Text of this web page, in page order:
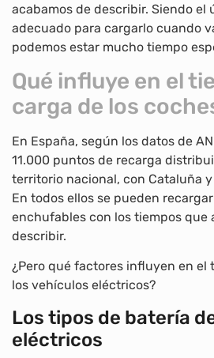
acabamos de describir. Siendo el
adecuado para cargarlo cuando
podemos estar mucho tiempo
Qué influye en el
carga de los
En España, según los datos de
11.000 puntos de recarga
territorio nacional, con Cataluña
En todos ellos se pueden
enchufables con los tiempos que
describir.
¿Pero qué factores influyen en el
los vehículos eléctricos?
Los tipos de batería
eléctricos